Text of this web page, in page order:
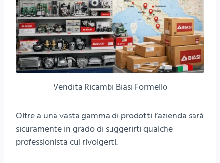
Vendita Ricambi Biasi Formello
Oltre a una vasta gamma di prodotti l’azienda sarà
sicuramente in grado di suggerirti qualche
professionista cui rivolgerti.